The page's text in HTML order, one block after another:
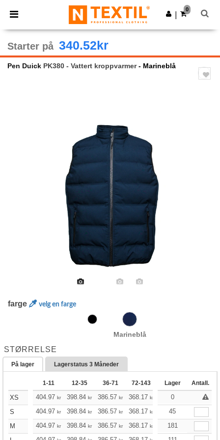
× Ntextil-app
Bedre priser i appen!
Last ned app
0
Starter på 340.52kr
Pen Duick PK380 - Vattert kroppvarmer- Marineblå
farge velg en farge
Marineblå
STØRRELSE
På lager Lagerstatus 3 Måneder
1-11 12-35 36-71 72-143 144-287 288 +
Lager Antall.
XS 404.97 kr 398.84 kr 386.57 kr 368.17 kr 349.78 340.52
0
S
404.97 kr 398.84 kr 386.57 kr 368.17 kr 349.78
45
M
404.97 kr 398.84 kr 386.57 kr 368.17 kr 349.78
181